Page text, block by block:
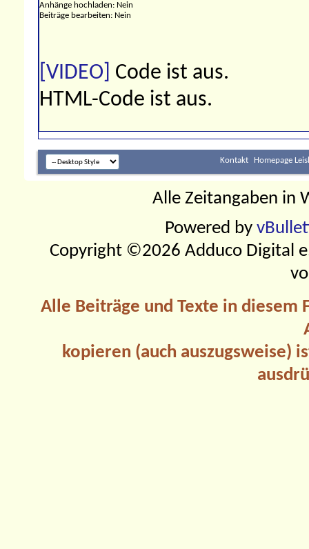
Anhänge hochladen: Nein
Beiträge bearbeiten: Nein
[VIDEO] Code ist aus.
HTML-Code ist aus.
Kontakt Homepage
Alle Zeitangaben in
Powered by
Copyright ©2026 Adduco Digital
Alle Beiträge und Texte in
kopieren (auch auszugsweise)